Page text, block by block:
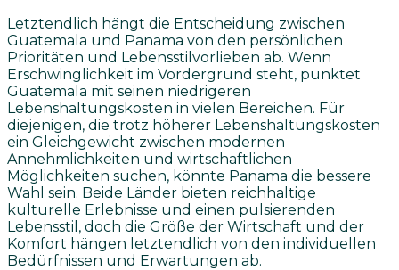
Letztendlich hängt die Entscheidung zwischen
Guatemala und Panama von den persönlichen
Prioritäten und Lebensstilvorlieben ab. Wenn
Erschwinglichkeit im Vordergrund steht, punktet
Guatemala mit seinen niedrigeren
Lebenshaltungskosten in vielen Bereichen. Für
diejenigen, die trotz höherer Lebenshaltungskosten
ein Gleichgewicht zwischen modernen
Annehmlichkeiten und wirtschaftlichen
Möglichkeiten suchen, könnte Panama die bessere
Wahl sein. Beide Länder bieten reichhaltige
kulturelle Erlebnisse und einen pulsierenden
Lebensstil, doch die Größe der Wirtschaft und der
Komfort hängen letztendlich von den individuellen
Bedürfnissen und Erwartungen ab.